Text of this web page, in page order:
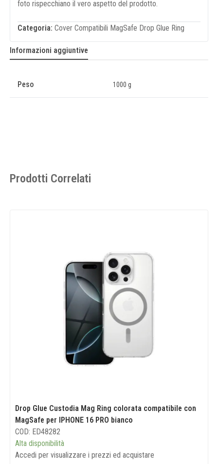
foto rispecchiano il vero aspetto del prodotto.
Categoria: Cover Compatibili MagSafe Drop Glue Ring
Informazioni aggiuntive
Peso 1000 g
Prodotti Correlati
Drop Glue Custodia Mag Ring colorata compatibile con
MagSafe per IPHONE 16 PRO bianco
COD: ED48282
Alta disponibilità
Accedi per visualizzare i prezzi ed acquistare